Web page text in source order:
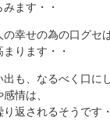
ます・・
幸せの為の口グセは
ります・・
も、なるべく口に
情は、
返されるそうです